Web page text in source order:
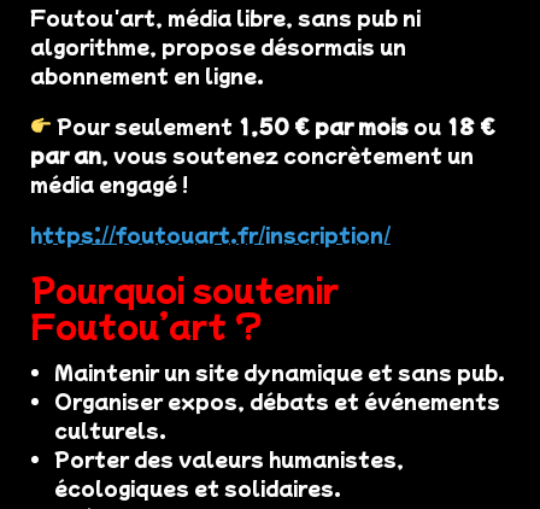
Foutou'art, média libre, sans pub ni
algorithme, propose désormais un
abonnement en ligne.
Pour seulement 1,50 € par mois ou 18 €
par an, vous soutenez concrètement un
média engagé !
https://foutouart.fr/inscription/
Pourquoi soutenir
Foutou’art ?
Maintenir un site dynamique et sans pub.
Organiser expos, débats et événements
culturels.
Porter des valeurs humanistes,
écologiques et solidaires.